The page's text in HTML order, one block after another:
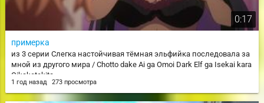
0:17
примерка
из 3 серии Слегка настойчивая тёмная эльфийка последовала за
мной из другого мира / Chotto dake Ai ga Omoi Dark Elf ga Isekai kara
Oikaketekita
1 год назад 273 просмотра